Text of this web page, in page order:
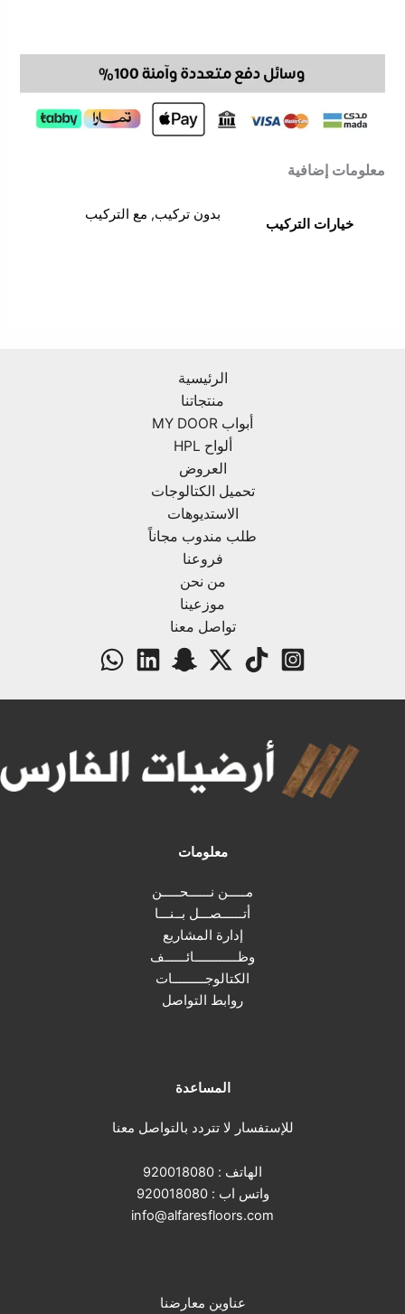
معلومات إضافية
خيارات التركيب
بدون تركيب, مع التركيب
الرئيسية
منتجاتنا
أبواب MY DOOR
ألواح HPL
العروض
تحميل الكتالوجات
الاستديوهات
طلب مندوب مجاناً
فروعنا
من نحن
موزعينا
تواصل معنا
معلومات
مـــــن نــــــحـــــن
أتــــــصـــل بــنـــا
إدارة المشاريع
وظــــــــــــائــــــف
الكتالوجـــــــــات
روابط التواصل
المساعدة
للإستفسار لا تتردد بالتواصل معنا
الهاتف : 920018080
واتس اب :920018080
info@alfaresfloors.com
عناوين معارضنا